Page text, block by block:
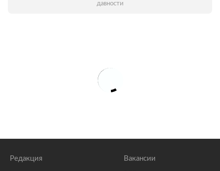
давности
Редакция Вакансии